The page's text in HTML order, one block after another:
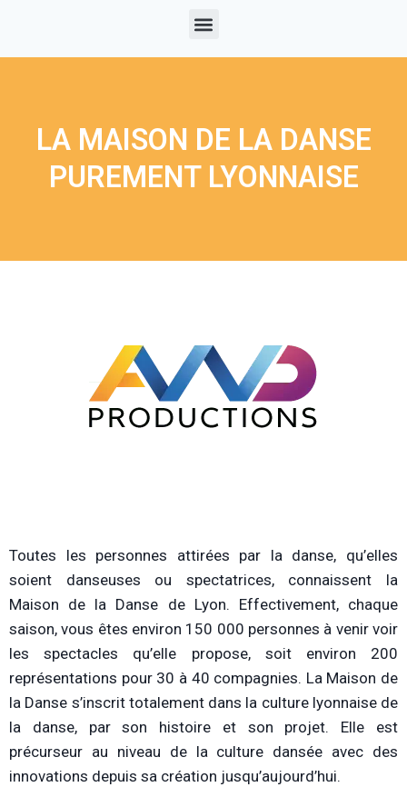
LA MAISON DE LA DANSE
PUREMENT LYONNAISE
Toutes les personnes attirées par la danse, qu’elles
soient danseuses ou spectatrices, connaissent la
Maison de la Danse de Lyon. Effectivement, chaque
saison, vous êtes environ 150 000 personnes à venir voir
les spectacles qu’elle propose, soit environ 200
représentations pour 30 à 40 compagnies. La Maison de
la Danse s’inscrit totalement dans la culture lyonnaise de
la danse, par son histoire et son projet. Elle est
précurseur au niveau de la culture dansée avec des
innovations depuis sa création jusqu’aujourd’hui.